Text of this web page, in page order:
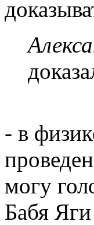
- в
могу
Бабя